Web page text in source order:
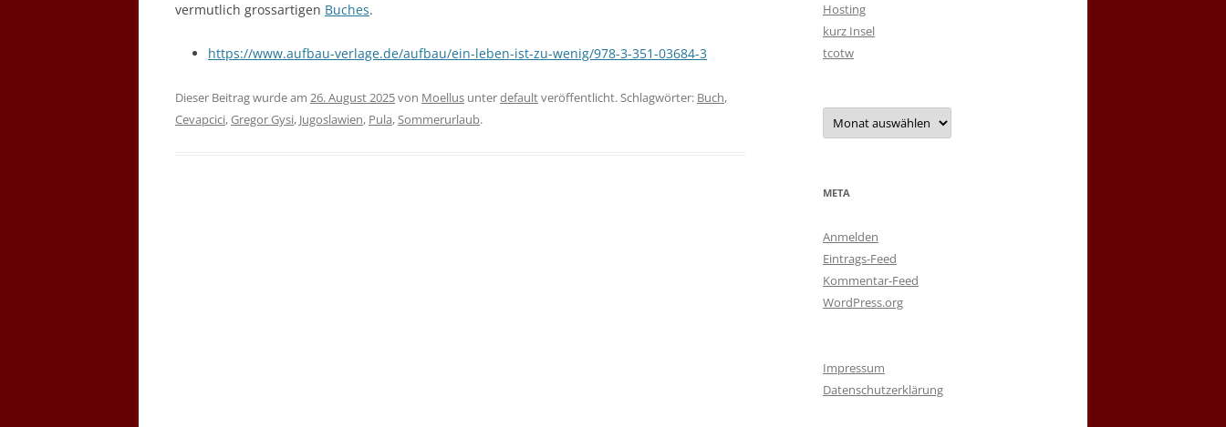
vermutlich grossartigen Buches.
https://www.aufbau-verlage.de/aufbau/ein-leben-ist-zu-wenig/978-3-351-03684-3
Dieser Beitrag wurde am 26. August 2025von Moellus unterdefaultveröffentlicht. Schlagwörter: Buch,
Cevapcici,Gregor Gysi, Jugoslawien, Pula,Sommerurlaub.
Hosting
kurz Insel
tcotw
Archiv
META
Anmelden
Eintrags-Feed
Kommentar-Feed
WordPress.org
Impressum
Datenschutzerklärung